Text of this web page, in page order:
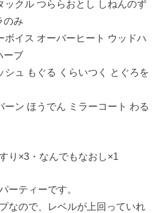
ックル つららおとし しねんのず
のみ
ボイス オーバーヒート ウッドハ
ーブ
シュ もぐる くらいつく とぐろを
ーン ほうでん ミラーコート わる
り×3・なんでもなおし×1
ーティーです。
なので、レベルが上回っていれ